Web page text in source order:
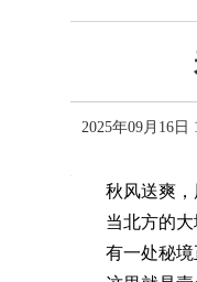
2025年09月16日
秋风送爽，
当北方的大
有一处秘境